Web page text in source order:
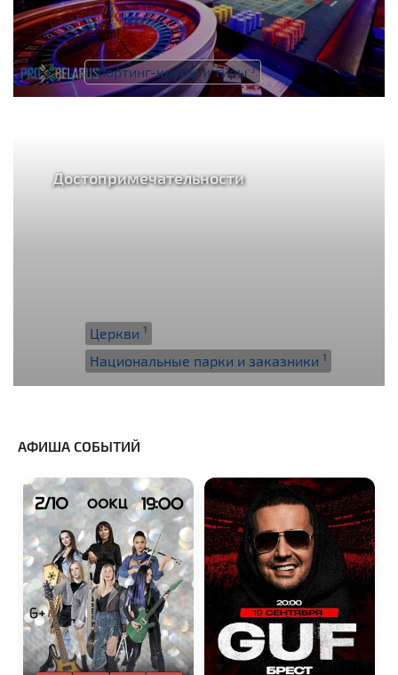
Спортинг-клубы и тиры1
Достопримечательности
Церкви 1
Национальные парки и заказники 1
АФИША СОБЫТИЙ